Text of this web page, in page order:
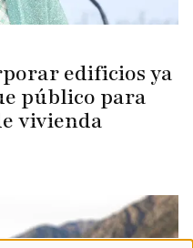
edificios ya
público para
vivienda